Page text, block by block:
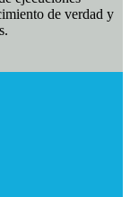
de verdad y